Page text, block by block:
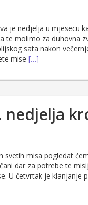
je nedjelja u mjesecu
molimo za duhovna
sata nakon
mise […]
nedjelja
svetih misa pogledat
dar za potrebe te
U četvrtak je klanjanje